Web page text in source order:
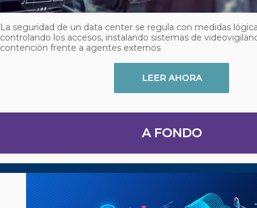
La seguridad de un data center se regula con medidas
controlando los accesos, instalando sistemas de
contención frente a agentes externos
LEER AHORA
A FONDO